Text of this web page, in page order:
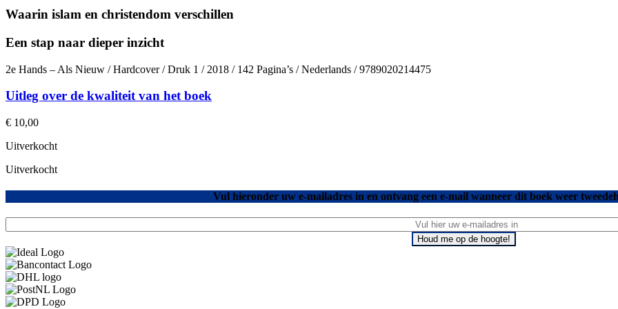
Waarin islam en christendom verschillen
Een stap naar dieper inzicht
2e Hands – Als Nieuw / Hardcover / Druk 1 / 2018 / 142 Pagina’s / Nederlands / 9789020214475
Uitleg over de kwaliteit van het boek
€ 10,00
Uitverkocht
Uitverkocht
Vul hieronder uw e-mailadres in en ontvang een e-mail wanneer dit boek weer
Houd me op de hoogte!